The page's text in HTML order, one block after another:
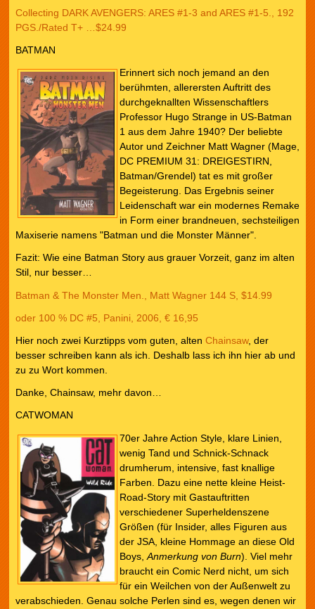
Collecting DARK AVENGERS: ARES #1-3 and ARES #1-5., 192
PGS./Rated T+ …$24.99
BATMAN
Erinnert sich noch jemand an den
berühmten, allerersten Auftritt des
durchgeknallten Wissenschaftlers
Professor Hugo Strange in US-Batman
1 aus dem Jahre 1940? Der beliebte
Autor und Zeichner Matt Wagner (Mage,
DC PREMIUM 31: DREIGESTIRN,
Batman/Grendel) tat es mit großer
Begeisterung. Das Ergebnis seiner
Leidenschaft war ein modernes Remake
in Form einer brandneuen, sechsteiligen
Maxiserie namens "Batman und die Monster Männer".
Fazit: Wie eine Batman Story aus grauer Vorzeit, ganz im alten
Stil, nur besser…
Batman & The Monster Men., Matt Wagner 144 S, $14.99
oder 100 % DC #5, Panini, 2006, € 16,95
Hier noch zwei Kurztipps vom guten, alten Chainsaw, der
besser schreiben kann als ich. Deshalb lass ich ihn hier ab und
zu zu Wort kommen.
Danke, Chainsaw, mehr davon…
CATWOMAN
70er Jahre Action Style, klare Linien,
wenig Tand und Schnick-Schnack
drumherum, intensive, fast knallige
Farben. Dazu eine nette kleine Heist-
Road-Story mit Gastauftritten
verschiedener Superheldenszene
Größen (für Insider, alles Figuren aus
der JSA, kleine Hommage an diese Old
Boys, Anmerkung von Burn). Viel mehr
braucht ein Comic Nerd nicht, um sich
für ein Weilchen von der Außenwelt zu
verabschieden. Genau solche Perlen sind es, wegen denen wir